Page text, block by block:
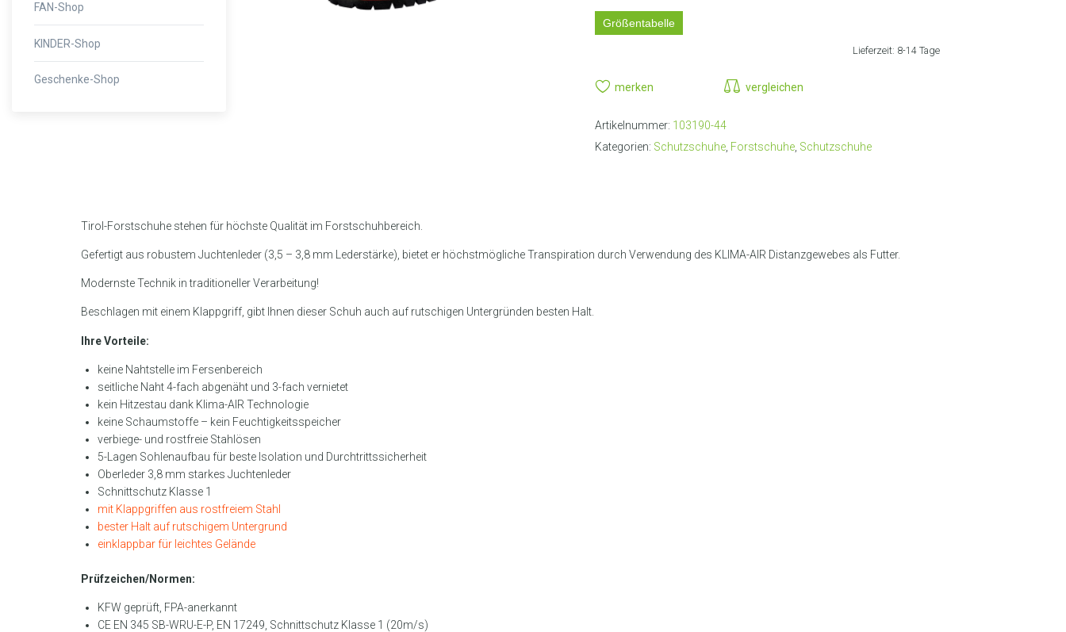
FAN-Shop
KINDER-Shop
Geschenke-Shop
Größentabelle
Lieferzeit: 8-14 Tage
merken vergleichen
Artikelnummer: 103190-44
Kategorien: Schutzschuhe Forstschuhe Schutzschuhe
Tirol-Forstschuhe stehen für höchste Qualität im Forstschuhbereich.
Gefertigt aus robustem Juchtenleder (3,5 – 3,8 mm Lederstärke), bietet er höchstmögliche Transpiration durch Verwendung des KLIMA-AIR Distanzgewebes als Futter.
Modernste Technik in traditioneller Verarbeitung!
Beschlagen mit einem Klappgriff, gibt Ihnen dieser Schuh auch auf rutschigen Untergründen besten Halt.
Ihre Vorteile:
keine Nahtstelle im Fersenbereich
seitliche Naht 4-fach abgenäht und 3-fach vernietet
kein Hitzestau dank Klima-AIR Technologie
keine Schaumstoffe – kein Feuchtigkeitsspeicher
verbiege- und rostfreie Stahlösen
5-Lagen Sohlenaufbau für beste Isolation und Durchtrittssicherheit
Oberleder 3,8 mm starkes Juchtenleder
Schnittschutz Klasse 1
mit Klappgriffen aus rostfreiem Stahl
bester Halt auf rutschigem Untergrund
einklappbar für leichtes Gelände
Prüfzeichen/Normen:
KFW geprüft, FPA-anerkannt
CE EN 345 SB-WRU-E-P, EN 17249, Schnittschutz Klasse 1 (20m/s)